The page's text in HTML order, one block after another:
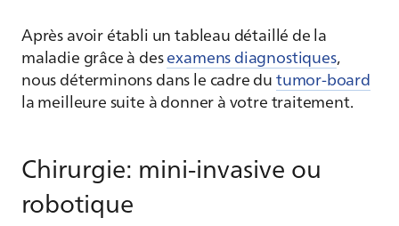
Après avoir établi un tableau détaillé de la
maladie grâce à desexamens diagnostiques,
nous déterminons dans le cadre du tumor-board
la meilleure suite à donner à votre traitement.
Chirurgie: mini-invasive ou
robotique